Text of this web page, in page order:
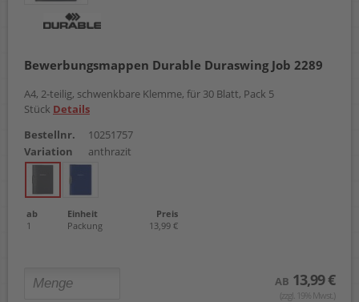
Bewerbungsmappen Durable Duraswing Job 2289
A4, 2-teilig, schwenkbare Klemme, für 30 Blatt, Pack 5
Stück Details
Bestellnr.
10251757
Variation
anthrazit
ab Einheit
Preis
1
Packung 13,99 €
AB 13,99 €
(zzgl. 19% Mwst.)